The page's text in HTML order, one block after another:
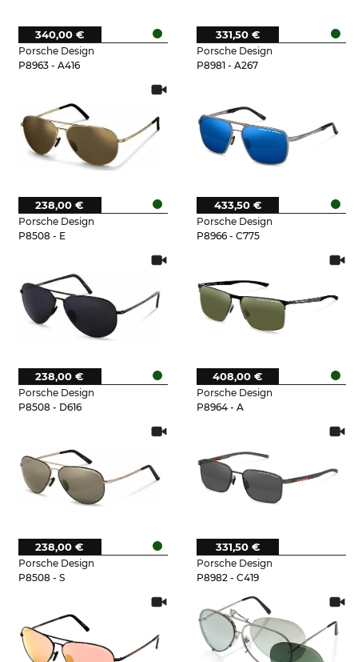
Porsche Design
P8963 - A416
340,00 €
Porsche Design
P8981 - A267
331,50 €
Porsche Design
P8508 - E
238,00 €
Porsche Design
P8966 - C775
433,50 €
Porsche Design
P8508 - D616
238,00 €
Porsche Design
P8964 - A
408,00 €
Porsche Design
P8508 - S
238,00 €
Porsche Design
P8982 - C419
331,50 €